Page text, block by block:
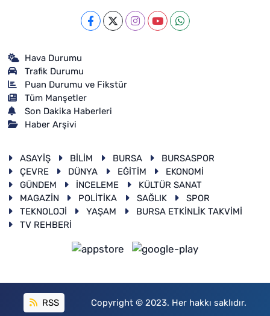
Hava Durumu
Trafik Durumu
Puan Durumu ve Fikstür
Tüm Manşetler
Son Dakika Haberleri
Haber Arşivi
ASAYİŞ BİLİM BURSA
BURSASPOR
ÇEVRE
DÜNYA EĞİTİM
EKONOMİ
GÜNDEM
İNCELEME
KÜLTÜR SANAT
MAGAZİN
POLİTİKA SAĞLIK
SPOR
TEKNOLOJİ
YAŞAM
BURSA ETKİNLİK TAKVİMİ
TV REHBERİ
RSS Copyright © 2023. Her hakkı saklıdır.